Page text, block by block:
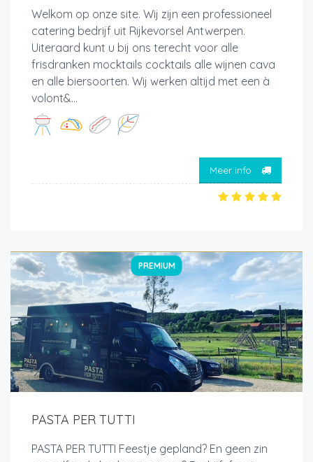
Welkom op onze site. Wij zijn een professioneel
catering bedrijf uit Rijkevorsel Antwerpen.
Uiteraard kunt u bij ons terecht voor alle
frisdranken mocktails cocktails alle wijnen cava
en alle biersoorten. Wij werken altijd met een à
volont&...
Meer info
PREMIUM
PASTA PER TUTTI
PASTA PER TUTTI Feestje gepland? En geen zin